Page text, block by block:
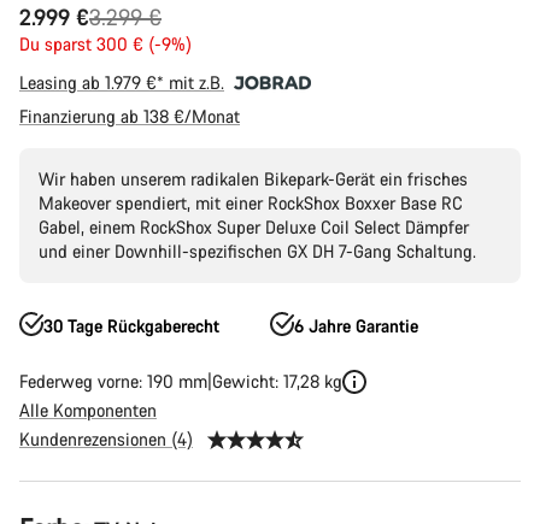
2.999 €
Ursprungspreis
3.299 €
Du sparst 300 € (-9%)
Leasing ab 1.979 €* mit z.B.
Finanzierung ab 138 €/Monat
Wir haben unserem radikalen Bikepark-Gerät ein frisches
Makeover spendiert, mit einer RockShox Boxxer Base RC
Gabel, einem RockShox Super Deluxe Coil Select Dämpfer
und einer Downhill-spezifischen GX DH 7-Gang Schaltung.
30 Tage Rückgaberecht 6 Jahre Garantie
Federweg vorne: 190 mm Gewicht: 17,28 kg
Alle Komponenten
Kundenrezensionen (4)